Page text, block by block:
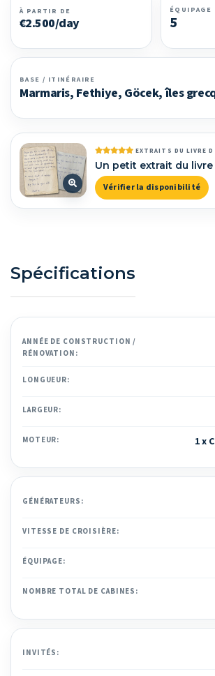
À PARTIR DE
€2.500/day
ÉQUIPAGE
5
BASE / ITINÉRAIRE
Marmaris, Fethiye, Göcek, îles
EXTRAITS DU LIVRE
Un petit extrait du livre
Vérifier la disponibilité
Spécifications
ANNÉE DE CONSTRUCTION /
RÉNOVATION:
LONGUEUR:
LARGEUR:
MOTEUR: 1 x
GÉNÉRATEURS:
VITESSE DE CROISIÈRE:
ÉQUIPAGE:
NOMBRE TOTAL DE CABINES:
INVITÉS: